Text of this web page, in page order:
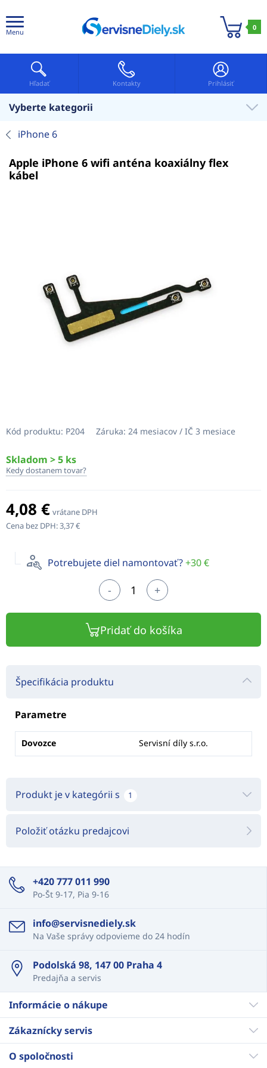
Menu
0
Hľadať Kontakty Prihlásiť
Vyberte kategorii
iPhone 6
Apple iPhone 6 wifi anténa koaxiálny flex
kábel
Kód produktu: P204 Záruka: 24 mesiacov / IČ 3 mesiace
Skladom > 5 ks
Kedy dostanem tovar?
4,08 € vrátane DPH
Cena bez DPH:3,37 €
Potrebujete diel namontovať?+30 €
- +
Pridať do košíka
Špecifikácia produktu
Parametre
Dovozce Servisní díly s.r.o.
Produkt je v kategórii s 1
Položiť otázku predajcovi
+420 777 011 990
Po-Št 9-17, Pia 9-16
info@servisnediely.sk
Na Vaše správy odpovieme do 24 hodín
Podolská 98, 147 00 Praha 4
Predajňa a servis
Informácie o nákupe
Zákaznícky servis
O spoločnosti